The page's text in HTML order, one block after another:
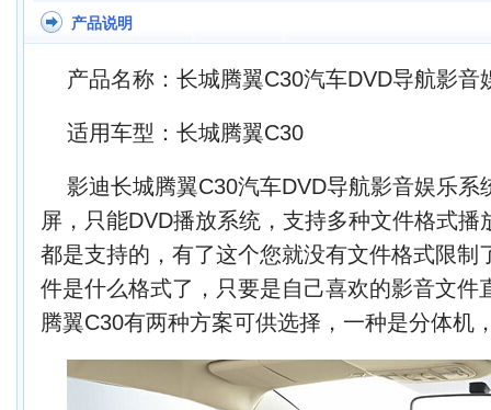
产品说明
产品名称：长城腾翼C30汽车DVD导航影音
适用车型： 长城腾翼C30
影迪长城腾翼C30汽车DVD导航影音娱乐
屏，只能DVD播放系统，支持多种文件格式
都是支持的，有了这个您就没有文件格式限制
件是什么格式了，只要是自己喜欢的影音文件
腾翼C30有两种方案可供选择，一种是分体机